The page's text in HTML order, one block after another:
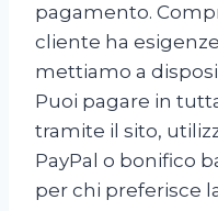
pagamento.
cliente ha
mettiamo a
Puoi pagare in
tramite il sito,
PayPal o bonifico
per chi preferisce